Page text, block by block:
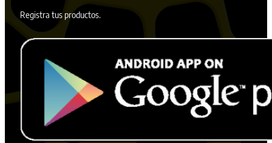
Registra tus productos.